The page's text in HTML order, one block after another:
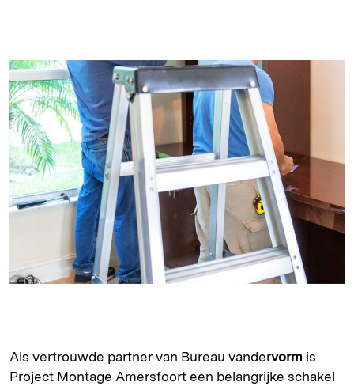
Als vertrouwde partner van Bureau vandervorm is
Project Montage Amersfoort een belangrijke schakel